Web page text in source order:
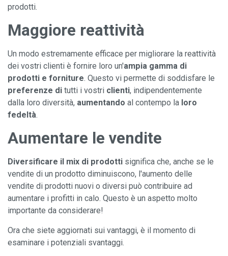
prodotti.
Maggiore reattività
Un modo estremamente efficace per migliorare la reattività
dei vostri clienti è fornire loro un'ampia gamma di
prodotti e forniture. Questo vi permette di soddisfare le
preferenze di tutti i vostri clienti, indipendentemente
dalla loro diversità, aumentando al contempo la loro
fedeltà.
Aumentare le vendite
Diversificare il mix di prodotti significa che, anche se le
vendite di un prodotto diminuiscono, l'aumento delle
vendite di prodotti nuovi o diversi può contribuire ad
aumentare i profitti in calo. Questo è un aspetto molto
importante da considerare!
Ora che siete aggiornati sui vantaggi, è il momento di
esaminare i potenziali svantaggi.